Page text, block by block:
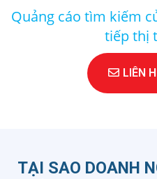
Quảng cáo tìm kiếm
tiếp thị
LIÊN
TẠI SAO DOANH